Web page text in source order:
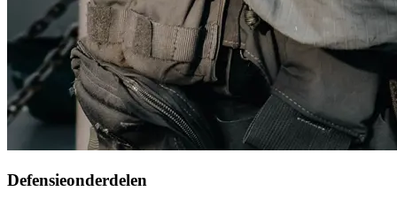
Defensieonderdelen